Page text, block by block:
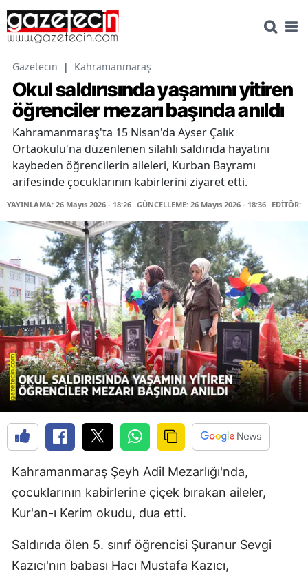
Gazetecin | Kahramanmaraş
Okul saldırısında yaşamını yitiren
öğrenciler mezarı başında anıldı
Kahramanmaraş'ta 15 Nisan'da Ayser Çalık
Ortaokulu'na düzenlenen silahlı saldırıda hayatını
kaybeden öğrencilerin aileleri, Kurban Bayramı
arifesinde çocuklarının kabirlerini ziyaret etti.
YAYINLAMA: 26 Mayıs 2026 - 18:26 GÜNCELLEME: 26 Mayıs 2026 - 18:36 EDİTÖR:
Kahramanmaraş Şeyh Adil Mezarlığı'nda,
çocuklarının kabirlerine çiçek bırakan aileler,
Kur'an-ı Kerim okudu, dua etti.
Saldırıda ölen 5. sınıf öğrencisi Şuranur Sevgi
Kazıcı'nın babası Hacı Mustafa Kazıcı,